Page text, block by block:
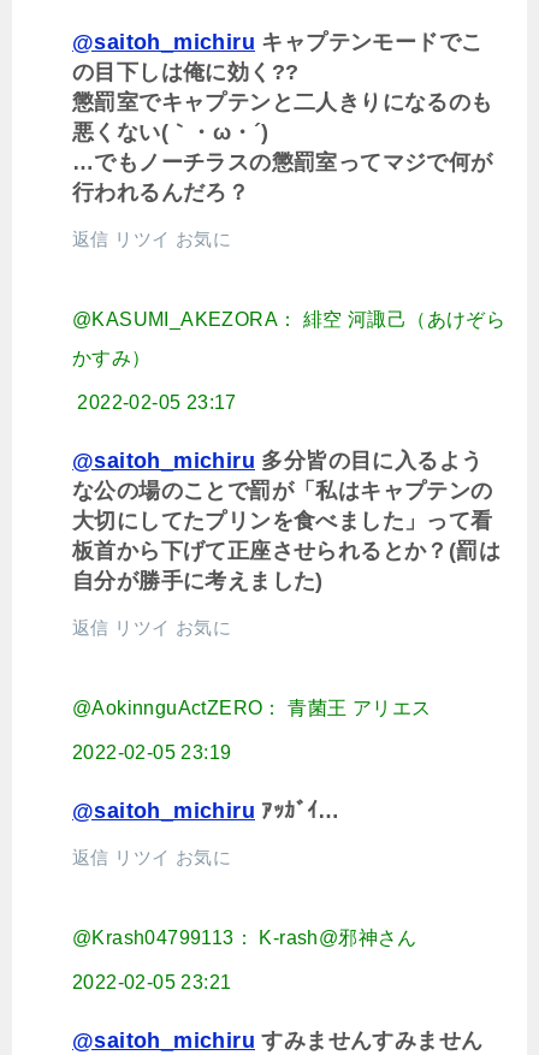
@saitoh_michiru キャプテンモードでこ
の目下しは俺に効く??
懲罰室でキャプテンと二人きりになるのも
悪くない(｀・ω・´)
…でもノーチラスの懲罰室ってマジで何が
行われるんだろ？
返信 リツイ お気に
@KASUMI_AKEZORA： 緋空 河諏己（あけぞら
かすみ）
2022-02-05 23:17
@saitoh_michiru 多分皆の目に入るよう
な公の場のことで罰が「私はキャプテンの
大切にしてたプリンを食べました」って看
板首から下げて正座させられるとか？(罰は
自分が勝手に考えました)
返信 リツイ お気に
@AokinnguActZERO： 青菌王 アリエス
2022-02-05 23:19
@saitoh_michiru ｱｯｶﾞｲ…
返信 リツイ お気に
@Krash04799113： K-rash@邪神さん
2022-02-05 23:21
@saitoh_michiru すみませんすみません